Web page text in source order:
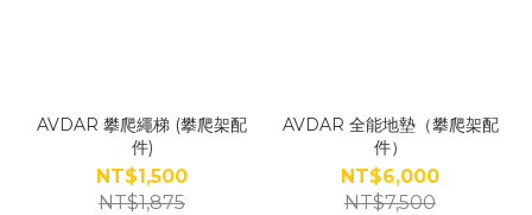
AVDAR 攀爬繩梯 (攀爬架配
件)
NT$1,500
NT$1,875
AVDAR 全能地墊（攀爬架配
件）
NT$6,000
NT$7,500